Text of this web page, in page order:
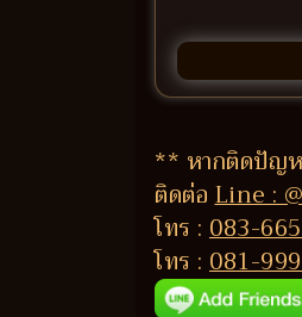
** หากติดปัญห
ติดต่อLine :
โทร : 083-
โทร : 081-